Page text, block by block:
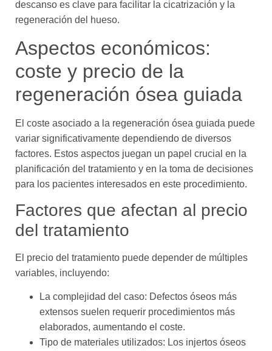
descanso es clave para facilitar la cicatrización y la
regeneración del hueso.
Aspectos económicos:
coste y precio de la
regeneración ósea guiada
El coste asociado a la regeneración ósea guiada puede
variar significativamente dependiendo de diversos
factores. Estos aspectos juegan un papel crucial en la
planificación del tratamiento y en la toma de decisiones
para los pacientes interesados en este procedimiento.
Factores que afectan al precio
del tratamiento
El precio del tratamiento puede depender de múltiples
variables, incluyendo:
La complejidad del caso: Defectos óseos más
extensos suelen requerir procedimientos más
elaborados, aumentando el coste.
Tipo de materiales utilizados: Los injertos óseos